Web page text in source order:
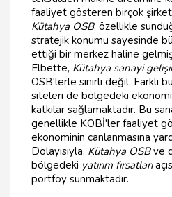
faaliyet gösteren birçok şirket
Kütahya OSB, özellikle
stratejik konumu sayesinde
ettiği bir merkez haline
Elbette, Kütahya sanayi
OSB'lerle sınırlı değil. Farklı
siteleri de bölgedeki
katkılar sağlamaktadır. Bu
genellikle KOBİ'ler faaliyet
ekonominin canlanmasına
Dolayısıyla, Kütahya OSBve
bölgedeki yatırım fırsatları
portföy sunmaktadır.